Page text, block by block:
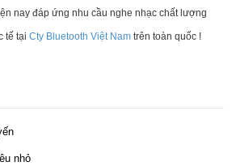
nay đáp ứng nhu cầu nghe nhạc chất lượng
tế tại Cty Bluetooth Việt Nam trên toàn quốc !
nhỏ